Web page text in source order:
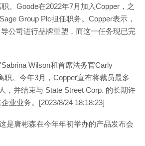
。Goode在2022年7月加入Copper，之
Group Plc担任职务。Copper表示，
公司进行品牌重塑，而这一任务现已完
Wilson和首席法务官Carly
职。今年3月，Copper宣布将裁员最多
，并结束与 State Street Corp. 的长期许
业业务。[2023/8/24 18:18:23]
是唐彬森在今年年初举办的产品发布会